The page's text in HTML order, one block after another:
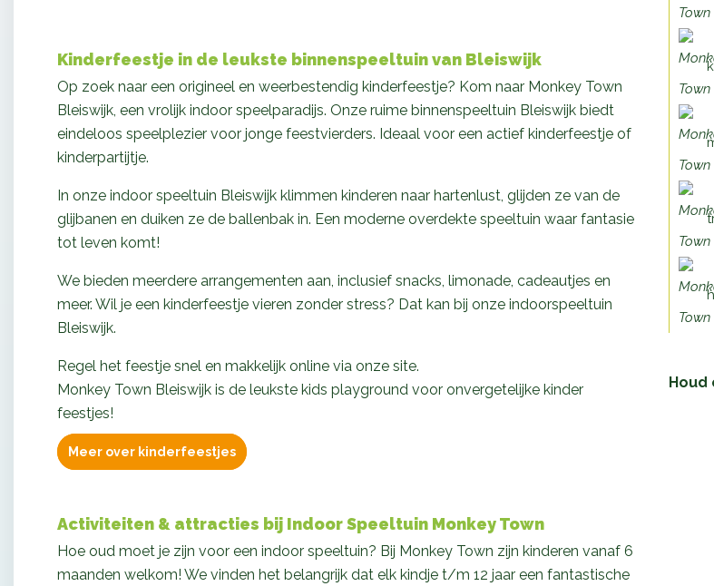
Kinderfeestje in de leukste binnenspeeltuin van Bleiswijk
Op zoek naar een origineel en weerbestendig kinderfeestje? Kom naar Monkey Town
Bleiswijk, een vrolijk indoor speelparadijs. Onze ruime binnenspeeltuin Bleiswijk biedt
eindeloos speelplezier voor jonge feestvierders. Ideaal voor een actief kinderfeestje of
kinderpartijtje.
In onze indoor speeltuin Bleiswijk klimmen kinderen naar hartenlust, glijden ze van de
glijbanen en duiken ze de ballenbak in. Een moderne overdekte speeltuin waar fantasie
tot leven komt!
We bieden meerdere arrangementen aan, inclusief snacks, limonade, cadeautjes en
meer. Wil je een kinderfeestje vieren zonder stress? Dat kan bij onze indoorspeeltuin
Bleiswijk.
Regel het feestje snel en makkelijk online via onze site.
Monkey Town Bleiswijk is de leukste kids playground voor onvergetelijke kinder
feestjes!
Meer over kinderfeestjes
Activiteiten & attracties bij Indoor Speeltuin Monkey Town
Hoe oud moet je zijn voor een indoor speeltuin? Bij Monkey Town zijn kinderen vanaf 6
maanden welkom! We vinden het belangrijk dat elk kindje t/m 12 jaar een fantastische